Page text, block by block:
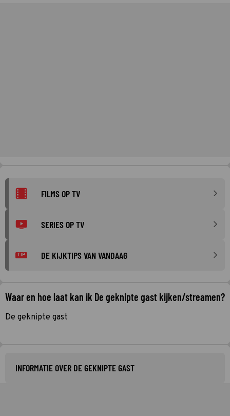
FILMS OP TV
SERIES OP TV
TIP DE KIJKTIPS VAN VANDAAG
Waar en hoe laat kan ik De geknipte gast kijken/streamen?
De geknipte gast
INFORMATIE OVER DE GEKNIPTE GAST